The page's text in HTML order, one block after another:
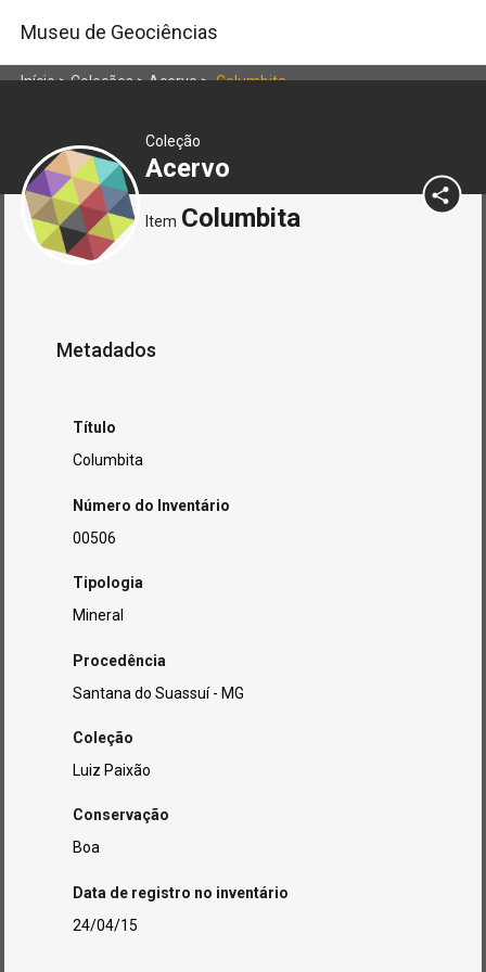
Museu de Geociências
Início>Coleções>Acervo>Columbita
Coleção
Acervo
Item Columbita
Metadados
Título
Columbita
Número do Inventário
00506
Tipologia
Mineral
Procedência
Santana do Suassuí - MG
Coleção
Luiz Paixão
Conservação
Boa
Data de registro no inventário
24/04/15